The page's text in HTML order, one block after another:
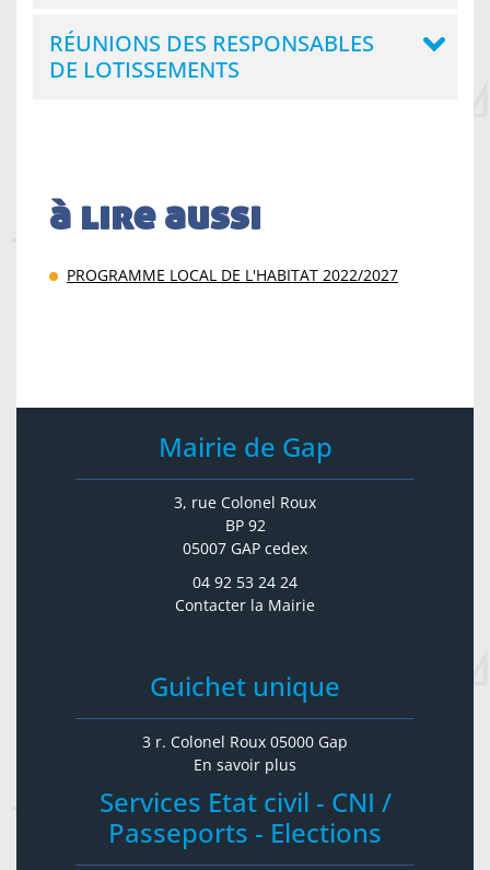
RÉUNIONS DES RESPONSABLES
DE LOTISSEMENTS
à lire aussi
PROGRAMME LOCAL DE L'HABITAT 2022/2027
Mairie de Gap
3, rue Colonel Roux
BP 92
05007 GAP cedex
04 92 53 24 24
Contacter la Mairie
Guichet unique
3 r. Colonel Roux 05000 Gap
En savoir plus
Services Etat civil - CNI /
Passeports - Elections